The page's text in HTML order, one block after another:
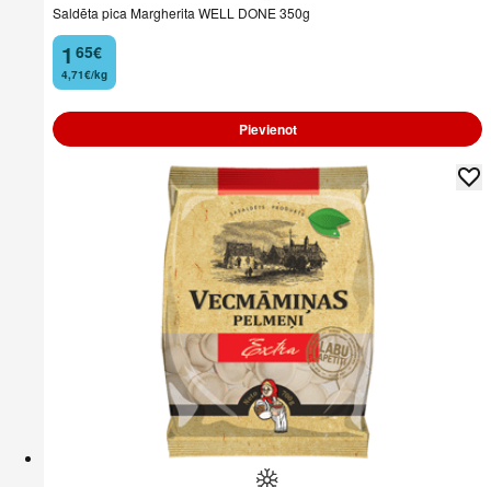
Saldēta pica Margherita WELL DONE 350g
1
. 65€
4,71€/kg
Pievienot